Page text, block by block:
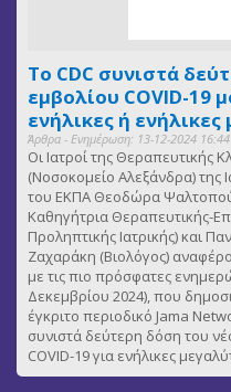
Το CDC συνιστά
εμβολίου COVID-19
ενήλικες ή
Άρθρα - Ενημέρωση: 13-12-2024 16:44
Οι Ιατροί της Θεραπευτικής
(Νοσοκομείο Αλεξάνδρα) της
του ΕΚΠΑ Θεοδώρα
Καθηγήτρια Θεραπευτικής-
Προληπτικής Ιατρικής) και
Ζαχαράκη (Βιολόγος)
με τις πιο πρόσφατες
Δεκεμβρίου 2024), που
έγκριτο περιοδικό Jama
συνιστά δεύτερη δόση του
COVID-19 για ενήλικες